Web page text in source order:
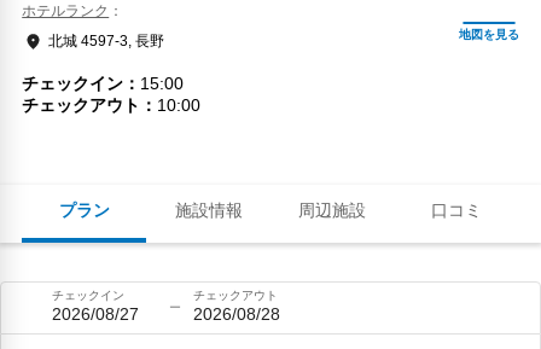
プラン 施設情報 周辺施設 口コミ
ホテルランク
北城 4597-3, 長野
チェックイン
15:00
チェックアウト
10:00
チェックイン
2026/08/27
チェックアウト
2026/08/28